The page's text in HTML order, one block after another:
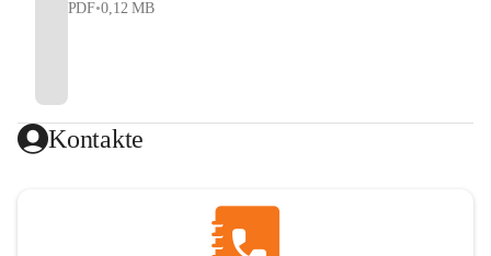
PDF•0,12 MB
Kontakte